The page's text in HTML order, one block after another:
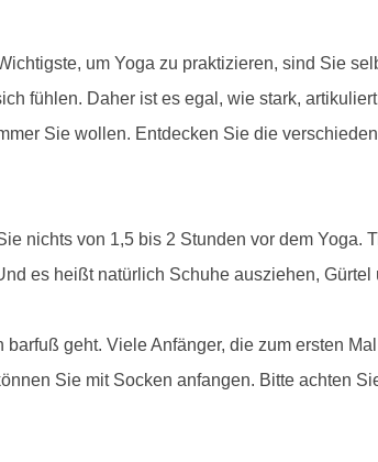
um Yoga zu praktizieren, sind Sie
fühlen. Daher ist es egal, wie stark,
Sie wollen. Entdecken Sie die
nichts von 1,5 bis 2 Stunden vor dem Yoga.
es heißt natürlich Schuhe ausziehen, Gürtel
geht. Viele Anfänger, die zum ersten
Sie mit Socken anfangen. Bitte achten